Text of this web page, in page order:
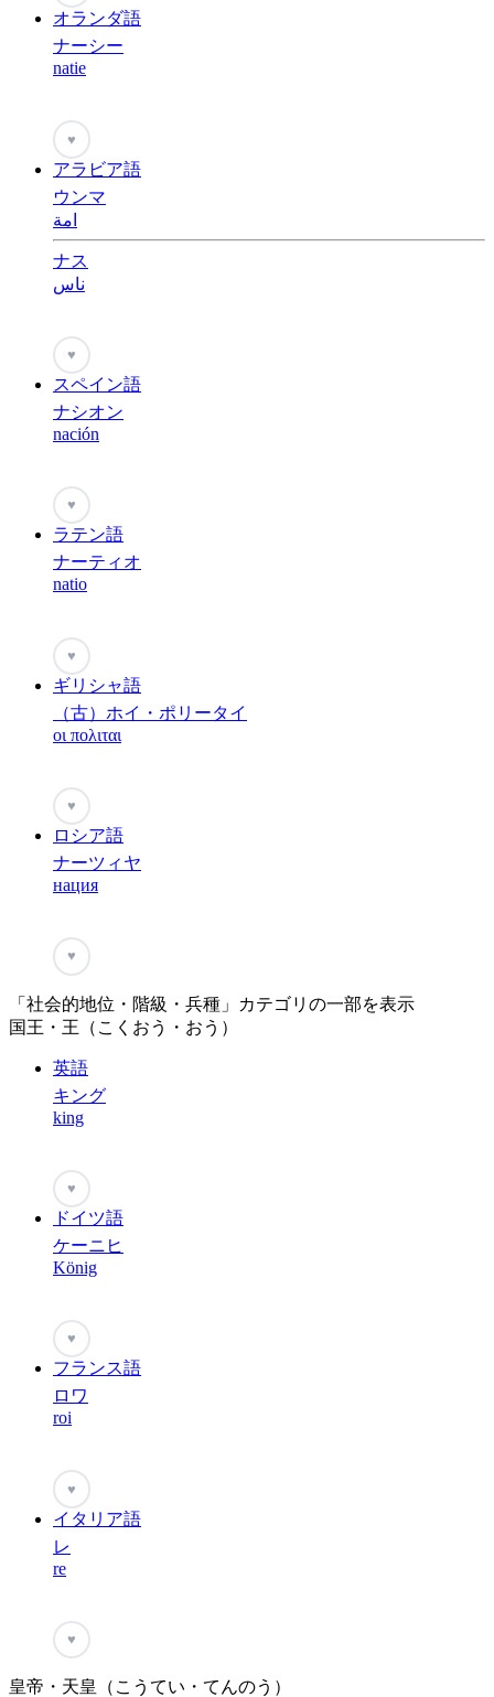
オランダ語
ナーシー
natie
♥
アラビア語
ウンマ
امة
ナス
ناس
♥
スペイン語
ナシオン
nación
♥
ラテン語
ナーティオ
natio
♥
ギリシャ語
（古）ホイ・ポリータイ
οι πολιται
♥
ロシア語
ナーツィヤ
нация
♥
「社会的地位・階級・兵種」カテゴリの一部を表示
国王・王（こくおう・おう）
英語
キング
king
♥
ドイツ語
ケーニヒ
König
♥
フランス語
ロワ
roi
♥
イタリア語
レ
re
♥
皇帝・天皇（こうてい・てんのう）